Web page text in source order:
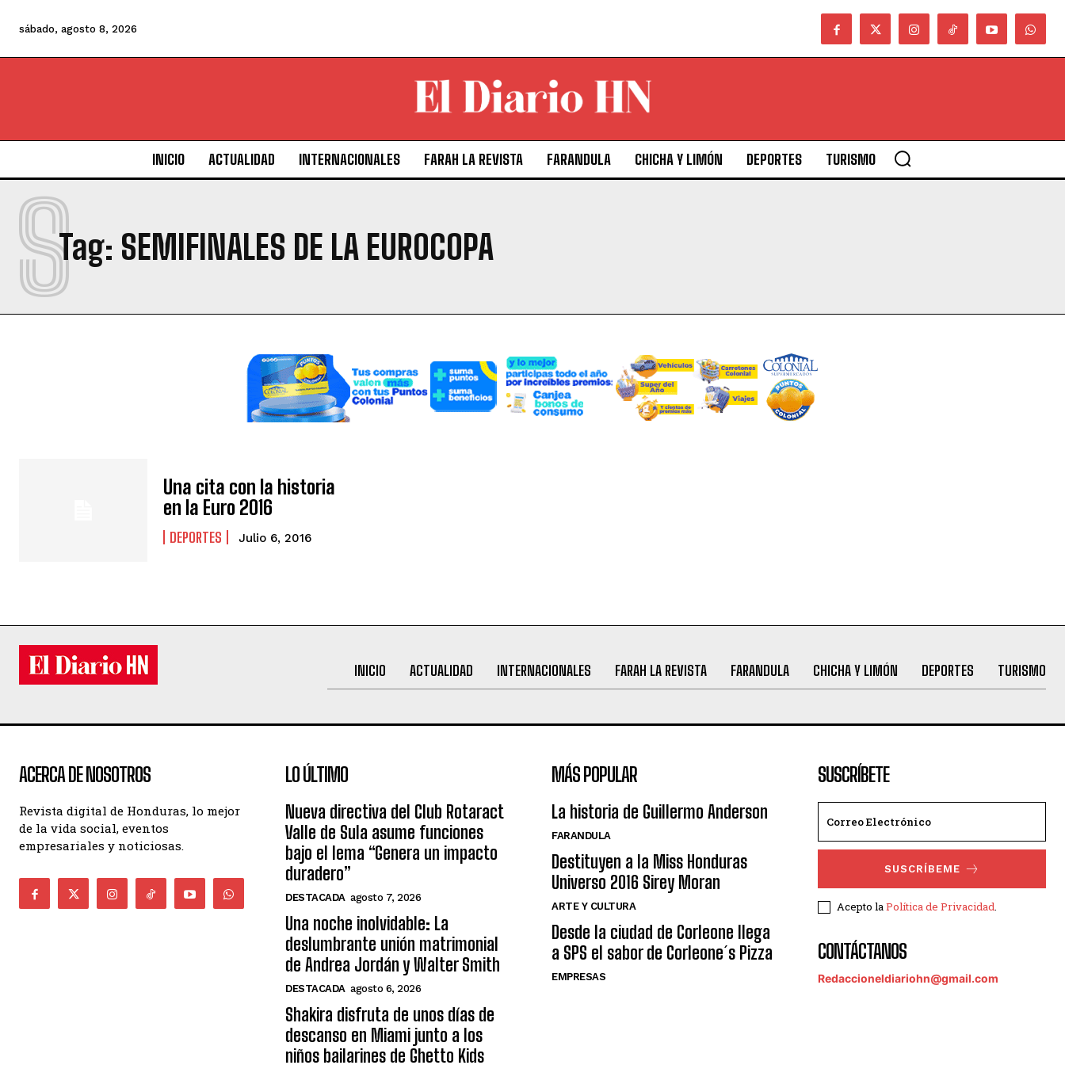
sábado, agosto 8, 2026
INICIO ACTUALIDAD INTERNACIONALES FARAH LA REVISTA FARANDULA CHICHA Y LIMÓN DEPORTES TURISMO
Tag: SEMIFINALES DE LA EUROCOPA
S
Una cita con la historia
en la Euro 2016
DEPORTES Julio 6, 2016
INICIO ACTUALIDAD INTERNACIONALES FARAH LA REVISTA FARANDULA CHICHA Y LIMÓN DEPORTES TURISMO
ACERCA DE NOSOTROS
Revista digital de Honduras, lo mejor
de la vida social, eventos
empresariales y noticiosas.
LO ÚLTIMO
Nueva directiva del Club Rotaract
Valle de Sula asume funciones
bajo el lema “Genera un impacto
duradero”
DESTACADA agosto 7, 2026
Una noche inolvidable: La
deslumbrante unión matrimonial
de Andrea Jordán y Walter Smith
DESTACADA agosto 6, 2026
Shakira disfruta de unos días de
descanso en Miami junto a los
niños bailarines de Ghetto Kids
MÁS POPULAR
La historia de Guillermo Anderson
FARANDULA
Destituyen a la Miss Honduras
Universo 2016 Sirey Moran
ARTE Y CULTURA
Desde la ciudad de Corleone llega
a SPS el sabor de Corleone´s Pizza
EMPRESAS
SUSCRÍBETE
SUSCRÍBEME
Acepto laPolítica de Privacidad.
CONTÁCTANOS
Redaccioneldiariohn@gmail.com